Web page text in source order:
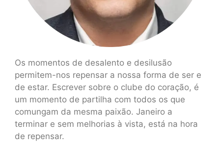
Os momentos de desalento e desilusão
permitem-nos repensar a nossa forma de ser e
de estar. Escrever sobre o clube do coração, é
um momento de partilha com todos os que
comungam da mesma paixão. Janeiro a
terminar e sem melhorias à vista, está na hora
de repensar.